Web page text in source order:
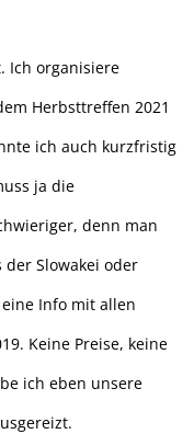
Ich organisiere
Herbsttreffen 2021
ich auch kurzfristig
ja die
denn man
Slowakei oder
Info mit allen
Keine Preise, keine
ich eben unsere